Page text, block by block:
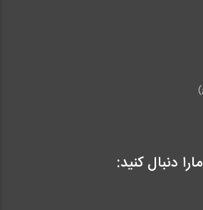
مارا دنبال کنید: